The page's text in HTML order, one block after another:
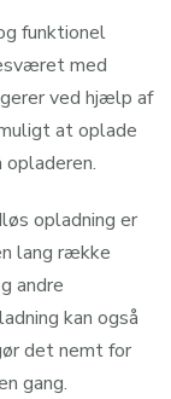
funktionel
med
ved hjælp af
at oplade
opladning er
lang række
andre
kan også
det nemt for
gang.